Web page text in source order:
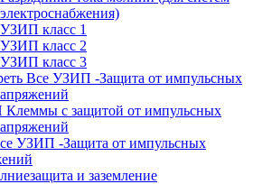
электроснабжения)
УЗИП класс 1
УЗИП класс 2
УЗИП класс 3
Все УЗИП -Защита от импульсных
с защитой от импульсных
УЗИП -Защита от импульсных
и заземление